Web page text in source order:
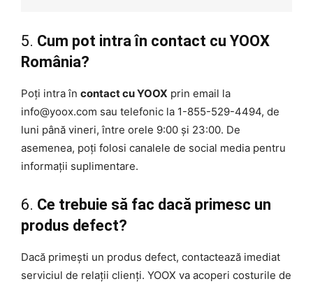
5. Cum pot intra în contact cu YOOX
România?
Poți intra în contact cu YOOX prin email la
info@yoox.com sau telefonic la 1-855-529-4494, de
luni până vineri, între orele 9:00 și 23:00. De
asemenea, poți folosi canalele de social media pentru
informații suplimentare.
6. Ce trebuie să fac dacă primesc un
produs defect?
Dacă primești un produs defect, contactează imediat
serviciul de relații clienți. YOOX va acoperi costurile de